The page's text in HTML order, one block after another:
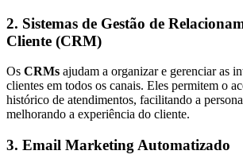
2. Sistemas de Gestão de
Cliente (CRM)
Os CRMs ajudam a organizar e gerenciar as
clientes em todos os canais. Eles permitem o
histórico de atendimentos, facilitando a
melhorando a experiência do cliente.
3. Email Marketing Automatizado